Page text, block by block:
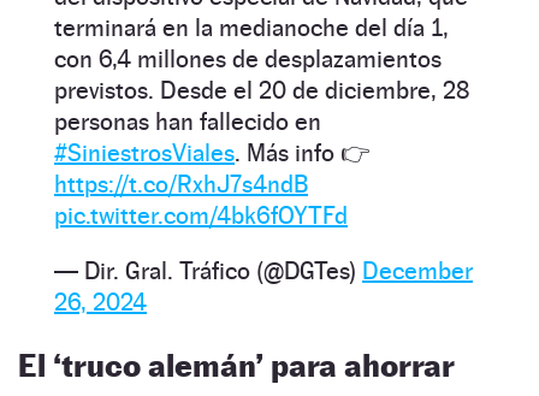
terminará en la medianoche del día 1,
con 6,4 millones de desplazamientos
previstos. Desde el 20 de diciembre, 28
personas han fallecido en
#SiniestrosViales. Más info 👉
https://t.co/RxhJ7s4ndB
pic.twitter.com/4bk6fOYTFd
— Dir. Gral. Tráfico (@DGTes) December
26, 2024
El ‘truco alemán’ para ahorrar